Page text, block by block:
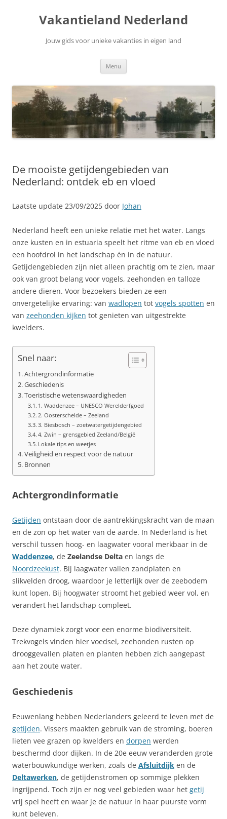
Vakantieland Nederland
Jouw gids voor unieke vakanties in eigen land
Menu
De mooiste getijdengebieden van
Nederland: ontdek eb en vloed
Laatste update 23/09/2025 door Johan
Nederland heeft een unieke relatie met het water. Langs
onze kusten en in estuaria speelt het ritme van eb en vloed
een hoofdrol in het landschap én in de natuur.
Getijdengebieden zijn niet alleen prachtig om te zien, maar
ook van groot belang voor vogels, zeehonden en talloze
andere dieren. Voor bezoekers bieden ze een
onvergetelijke ervaring: van wadlopen tot vogels spotten en
van zeehonden kijken tot genieten van uitgestrekte
kwelders.
Snel naar:
Achtergrondinformatie
Geschiedenis
Toeristische wetenswaardigheden
1. Waddenzee – UNESCO Werelderfgoed
2. Oosterschelde – Zeeland
3. Biesbosch – zoetwatergetijdengebied
4. Zwin – grensgebied Zeeland/België
Lokale tips en weetjes
Veiligheid en respect voor de natuur
Bronnen
Achtergrondinformatie
Getijden ontstaan door de aantrekkingskracht van de maan
en de zon op het water van de aarde. In Nederland is het
verschil tussen hoog- en laagwater vooral merkbaar in de
Waddenzee, de Zeelandse Delta en langs de
Noordzeekust. Bij laagwater vallen zandplaten en
slikvelden droog, waardoor je letterlijk over de zeebodem
kunt lopen. Bij hoogwater stroomt het gebied weer vol, en
verandert het landschap compleet.
Deze dynamiek zorgt voor een enorme biodiversiteit.
Trekvogels vinden hier voedsel, zeehonden rusten op
drooggevallen platen en planten hebben zich aangepast
aan het zoute water.
Geschiedenis
Eeuwenlang hebben Nederlanders geleerd te leven met de
getijden. Vissers maakten gebruik van de stroming, boeren
lieten vee grazen op kwelders en dorpen werden
beschermd door dijken. In de 20e eeuw veranderden grote
waterbouwkundige werken, zoals de Afsluitdijk en de
Deltawerken, de getijdenstromen op sommige plekken
ingrijpend. Toch zijn er nog veel gebieden waar het getij
vrij spel heeft en waar je de natuur in haar puurste vorm
kunt beleven.